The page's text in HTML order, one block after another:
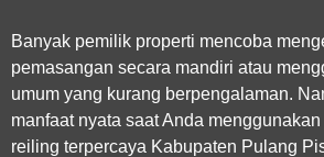
Banyak pemilik properti mencoba
pemasangan secara mandiri atau
umum yang kurang berpengalaman.
manfaat nyata saat Anda menggunakan
reiling terpercaya Kabupaten Pulang